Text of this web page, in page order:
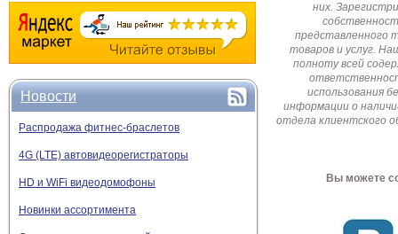
Новости
Распродажа фитнес-браслетов
4G (LTE) автовидеорегистраторы
HD и WiFi видеодомофоны
Новинки ассортимента
них.
представленного
товаров и услуг.
полноту всей
использования
информации о
отдела клиентского
Вы можете